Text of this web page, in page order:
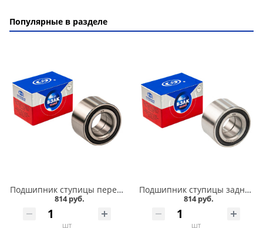
Популярные в разделе
Подшипник ступицы передний 2108-015, БЗАК в Омске
814 руб.
шт
Подшипник ступицы задний 2108-015,11180, БЗАК в Омске
814 руб.
шт